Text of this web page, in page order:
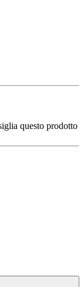
da parte degli
questo prodotto